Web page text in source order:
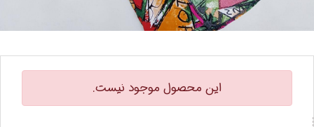
این محصول موجود نیست.